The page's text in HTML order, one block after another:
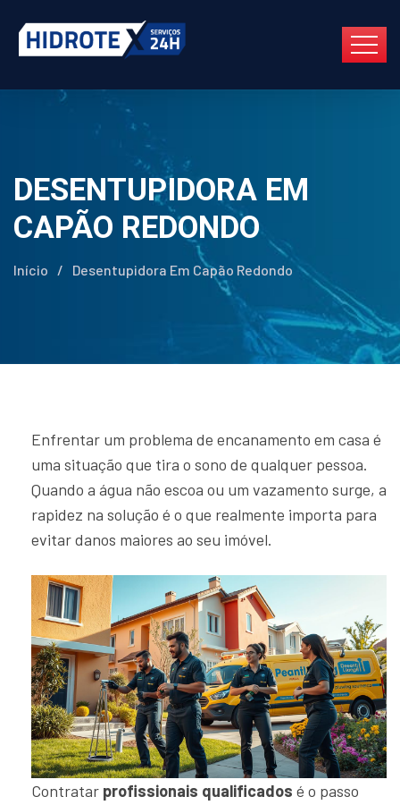
DESENTUPIDORA EM
CAPÃO REDONDO
Início / Desentupidora Em Capão Redondo
Enfrentar um problema de encanamento em casa é
uma situação que tira o sono de qualquer pessoa.
Quando a água não escoa ou um vazamento surge, a
rapidez na solução é o que realmente importa para
evitar danos maiores ao seu imóvel.
Contratar profissionais qualificados é o passo